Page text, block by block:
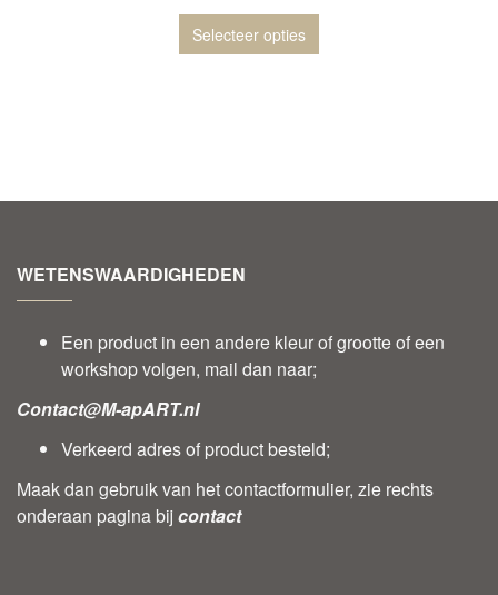
Selecteer opties
WETENSWAARDIGHEDEN
Een product in een andere kleur of grootte of een
workshop volgen, mail dan naar;
Contact@M-apART.nl
Verkeerd adres of product besteld;
Maak dan gebruik van het contactformulier, zie rechts
onderaan pagina bij contact